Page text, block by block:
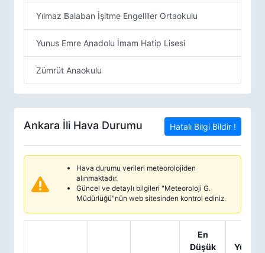
Yılmaz Balaban İşitme Engelliler Ortaokulu
Yunus Emre Anadolu İmam Hatip Lisesi
Zümrüt Anaokulu
Ankara İli Hava Durumu Hatalı Bilgi Bildir !
Hava durumu verileri meteorolojiden
alınmaktadır.
Güncel ve detaylı bilgileri "Meteoroloji G.
Müdürlüğü"nün web sitesinden kontrol ediniz.
En
Düşük
Yüksek